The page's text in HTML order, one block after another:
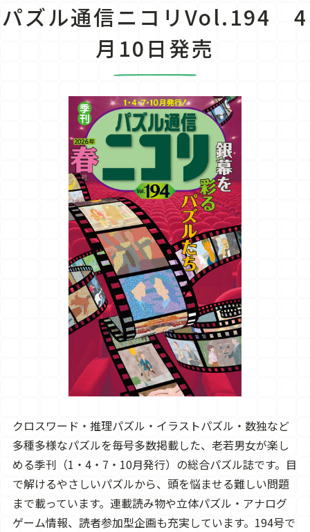
パズル通信ニコリVol.194 4
月10日発売
クロスワード・推理パズル・イラストパズル・数独など
多種多様なパズルを毎号多数掲載した、老若男女が楽し
める季刊（1・4・7・10月発行）の総合パズル誌です。目
で解けるやさしいパズルから、頭を悩ませる難しい問題
まで載っています。連載読み物や立体パズル・アナログ
ゲーム情報、読者参加型企画も充実しています。194号で